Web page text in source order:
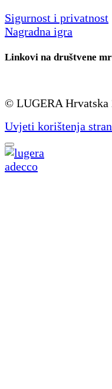
Sigurnost i privatnost
Nagradna igra
Linkovi na društvene
© LUGERA Hrvatska
Uvjeti korištenja